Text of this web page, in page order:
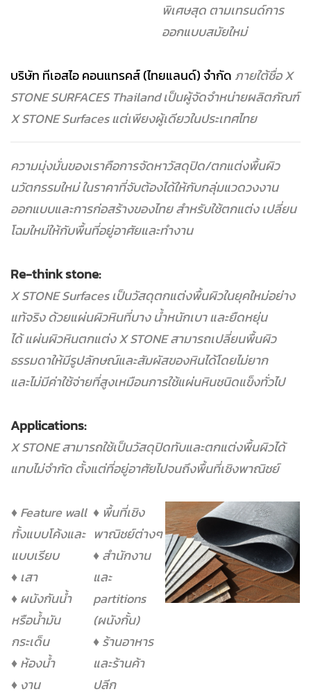
พิเศษสุด ตามเทรนด์การ
ออกแบบสมัยใหม่
บริษัท ทีเอสไอ คอนแทรคส์ (ไทยแลนด์) จำกัด ภายใต้ชื่อ X
STONE SURFACES Thailand เป็นผู้จัดจำหน่ายผลิตภัณฑ์
X STONE Surfacesแต่เพียงผู้เดียวในประเทศไทย
ความมุ่งมั่นของเราคือการจัดหาวัสดุปิด/ตกแต่งพื้นผิว
นวัตกรรมใหม่ ในราคาที่จับต้องได้ให้กับกลุ่มแวดวงงาน
ออกแบบและการก่อสร้างของไทยสำหรับใช้ตกแต่ง เปลี่ยน
โฉมใหม่ให้กับพื้นที่อยู่อาศัยและทำงาน
Re-think stone:
X STONE Surfaces เป็นวัสดุตกแต่งพื้นผิวในยุคใหม่อย่าง
แท้จริง ด้วยแผ่นผิวหินที่บาง น้ำหนักเบา และยืดหยุ่น
ได้แผ่นผิวหินตกแต่ง X STONE สามารถเปลี่ยนพื้นผิว
ธรรมดาให้มีรูปลักษณ์และสัมผัสของหินได้โดยไม่ยาก
และไม่มีค่าใช้จ่ายที่สูงเหมือนการใช้แผ่นหินชนิดแข็งทั่วไป
Applications:
X STONE สามารถใช้เป็นวัสดุปิดทับและตกแต่งพื้นผิวได้
แทบไม่จำกัด ตั้งแต่ที่อยู่อาศัยไปจนถึงพื้นที่เชิงพาณิชย์
♦ Feature wall
ทั้งแบบโค้งและ
แบบเรียบ
♦ เสา
♦ ผนังกันน้ำ
หรือน้ำมัน
กระเด็น
♦ ห้องน้ำ
♦ งาน
♦ พื้นที่เชิง
พาณิชย์ต่างๆ
♦ สำนักงาน
และ
partitions
(ผนังกั้น)
♦ ร้านอาหาร
และร้านค้า
ปลีก